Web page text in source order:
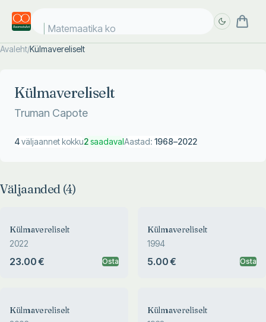
Matemaatika kosm
Avaleht/Külmavereliselt
Külmavereliselt
Truman Capote
4väljaannet kokku2saadavalAastad: 1968–2022
Väljaanded (4)
Külmavereliselt
2022
23.00 € Osta
Külmavereliselt
1994
5.00 € Osta
Külmavereliselt Külmavereliselt